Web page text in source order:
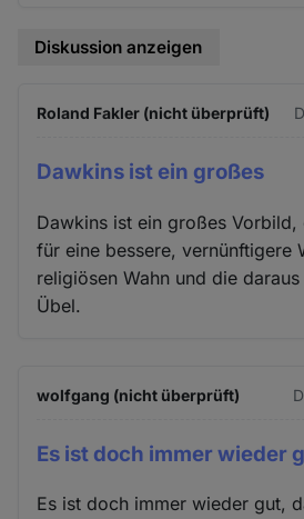
Diskussion anzeigen
Roland Fakler (nicht überprüft)
Dawkins ist ein großes
Dawkins ist ein großes Vorbild,
für eine bessere, vernünftigere
religiösen Wahn und die
Übel.
wolfgang (nicht überprüft)
Es ist doch immer wieder
Es ist doch immer wieder gut,